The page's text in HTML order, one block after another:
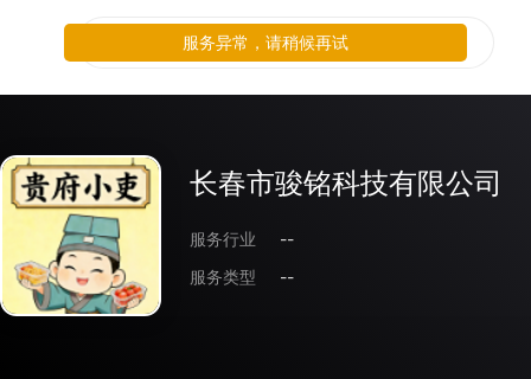
长春市骏铭科技有限公司
服务行业
--
服务类型
--
服务异常，请稍候再试